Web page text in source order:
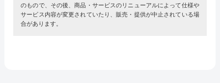
のもので、その後、商品・サービスのリニューアルによって仕様や
サービス内容が変更されていたり、販売・提供が中止されている場
合があります。